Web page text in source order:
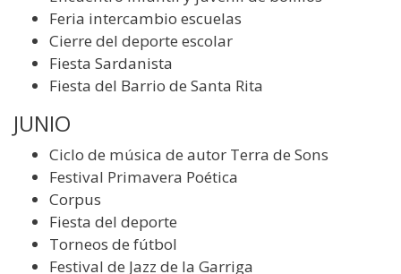
Feria intercambio escuelas
Cierre del deporte escolar
Fiesta Sardanista
Fiesta del Barrio de Santa Rita
JUNIO
Ciclo de música de autor Terra de Sons
Festival Primavera Poética
Corpus
Fiesta del deporte
Torneos de fútbol
Festival de Jazz de la Garriga